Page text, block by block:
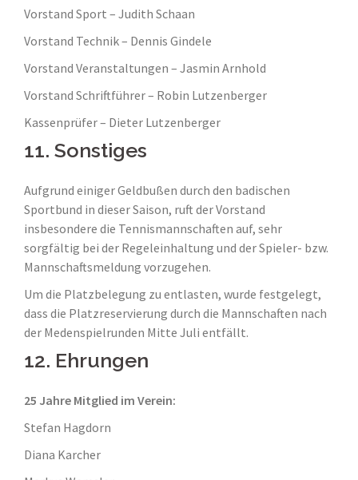
Vorstand Sport – Judith Schaan
Vorstand Technik – Dennis Gindele
Vorstand Veranstaltungen – Jasmin Arnhold
Vorstand Schriftführer – Robin Lutzenberger
Kassenprüfer – Dieter Lutzenberger
11. Sonstiges
Aufgrund einiger Geldbußen durch den badischen
Sportbund in dieser Saison, ruft der Vorstand
insbesondere die Tennismannschaften auf, sehr
sorgfältig bei der Regeleinhaltung und der Spieler- bzw.
Mannschaftsmeldung vorzugehen.
Um die Platzbelegung zu entlasten, wurde festgelegt,
dass die Platzreservierung durch die Mannschaften nach
der Medenspielrunden Mitte Juli entfällt.
12. Ehrungen
25 Jahre Mitglied im Verein:
Stefan Hagdorn
Diana Karcher